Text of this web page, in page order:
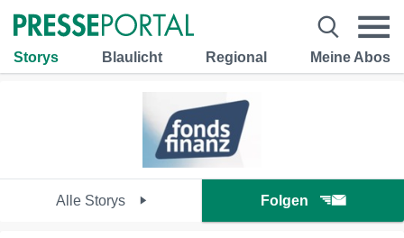
Storys Blaulicht Regional Meine Abos
Alle Storys Folgen